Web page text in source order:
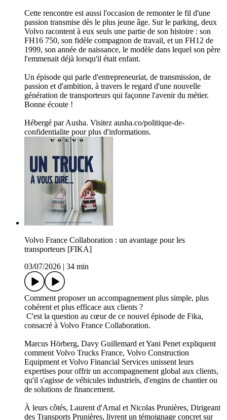
Cette rencontre est aussi l'occasion de remonter le fil d'une
passion transmise dès le plus jeune âge. Sur le parking, deux
Volvo racontent à eux seuls une partie de son histoire : son
FH16 750, son fidèle compagnon de travail, et un FH12 de
1999, son année de naissance, le modèle dans lequel son père
l'emmenait déjà lorsqu'il était enfant.
Un épisode qui parle d'entrepreneuriat, de transmission, de
passion et d'ambition, à travers le regard d'une nouvelle
génération de transporteurs qui façonne l'avenir du métier.
Bonne écoute !
Hébergé par Ausha. Visitez ausha.co/politique-de-
confidentialite pour plus d'informations.
Volvo France Collaboration : un avantage pour les
transporteurs [FIKA]
03/07/2026
34 min
Comment proposer un accompagnement plus simple, plus
cohérent et plus efficace aux clients ?
C'est la question au cœur de ce nouvel épisode de Fika,
consacré à Volvo France Collaboration.
Marcus Hörberg, Davy Guillemard et Yani Penet expliquent
comment Volvo Trucks France, Volvo Construction
Equipment et Volvo Financial Services unissent leurs
expertises pour offrir un accompagnement global aux clients,
qu'il s'agisse de véhicules industriels, d'engins de chantier ou
de solutions de financement.
À leurs côtés, Laurent d'Arnal et Nicolas Prunières, Dirigeant
des Transports Prunières, livrent un témoignage concret sur